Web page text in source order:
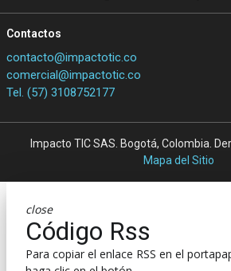
Contactos
contacto@impactotic.co
comercial@impactotic.co
Tel. (57) 3108752177
Impacto TIC SAS. Bogotá, Colombia.
Mapa del Sitio
close
Código Rss
Para copiar el enlace RSS en el